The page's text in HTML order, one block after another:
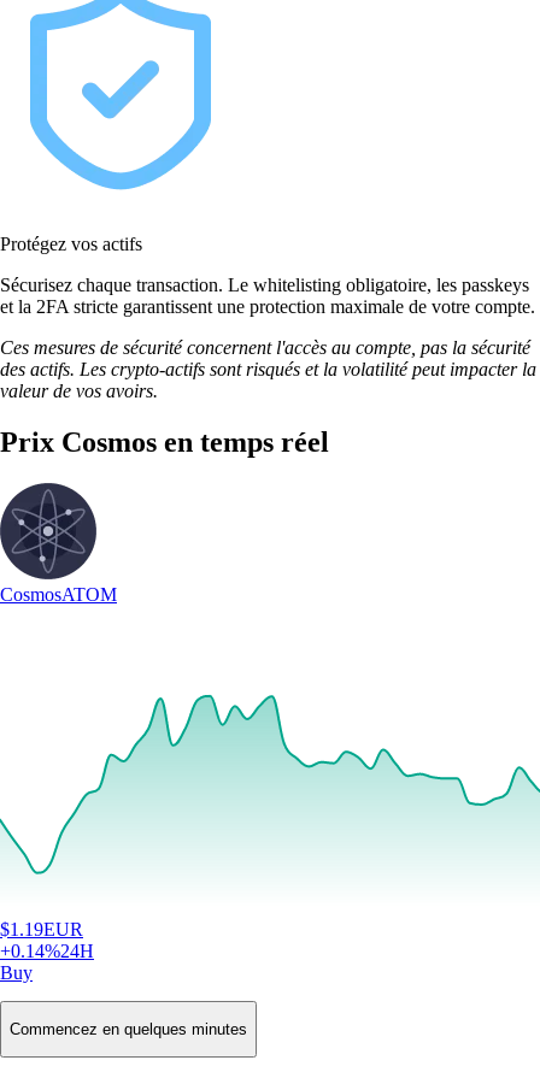
Protégez vos actifs
Sécurisez chaque transaction. Le whitelisting obligatoire, les passkeys
et la 2FA stricte garantissent une protection maximale de votre compte.
Ces mesures de sécurité concernent l'accès au compte, pas la sécurité
des actifs. Les crypto-actifs sont risqués et la volatilité peut impacter la
valeur de vos avoirs.
Prix Cosmos en temps réel
CosmosATOM
$1.19EUR
+0.14%24H
Buy
Commencez en quelques minutes